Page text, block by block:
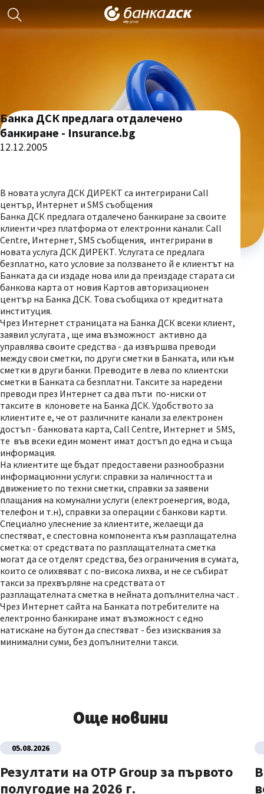
Банка ДСК предлага отдалечено
банкиране - Insurance.bg
12.12.2005
В новата услуга ДСК ДИРЕКТ са интегрирани Call
център, Интернет и SMS съобщения
Банка ДСК предлага отдалечено банкиране за своите
клиенти чрез платформа от електронни канали: Call
Centre, Интернет, SMS съобщения, интегрирани в
новата услуга ДСК ДИРЕКТ. Услугата се предлага
безплатно, като условие за ползването й е клиентът на
Банката да си издаде нова или да преиздаде старата си
банкова карта от новия Картов авторизационен
център на Банка ДСК. Това съобщиха от кредитната
институция.
Чрез Интернет страницата на Банка ДСК всеки клиент,
заявил услугата , ще има възможност активно да
управлява своите средства - да извършва преводи
между свои сметки, по други сметки в Банката, или към
сметки в други банки. Преводите в лева по клиентски
сметки в Банката са безплатни. Таксите за наредени
преводи през Интернет са два пъти по-ниски от
таксите в клоновете на Банка ДСК. Удобството за
клиентите е, че от различните канали за електронен
достъп - банковата карта, Call Centre, Интернет и SMS,
те във всеки един момент имат достъп до една и съща
информация.
На клиентите ще бъдат предоставени разнообразни
информационни услуги: справки за наличността и
движението по техни сметки, справки за заявени
плащания на комунални услуги (електроенергия, вода,
телефон и т.н), справки за операции с банкови карти.
Специално улеснение за клиентите, желаещи да
спестяват, е спестовна компонента към разплащателна
сметка: от средствата по разплащателната сметка
могат да се отделят средства, без ограничения в сумата,
които се олихвяват с по-висока лихва, и не се събират
такси за прехвърляне на средствата от
разплащателната сметка в нейната допълнителна част .
Чрез Интернет сайта на Банката потребителите на
електронно банкиране имат възможност с едно
натискане на бутон да спестяват - без изисквания за
минимални суми, без допълнителни такси.
Още новини
05.08.2026
Резултати на OTP Group за първото
полугодие на 2026 г.